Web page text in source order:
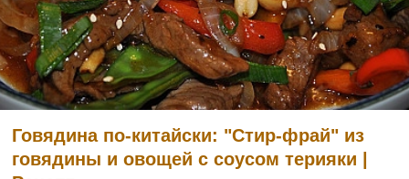
Говядина по-китайски: "Стир-фрай" из
говядины и овощей с соусом терияки |